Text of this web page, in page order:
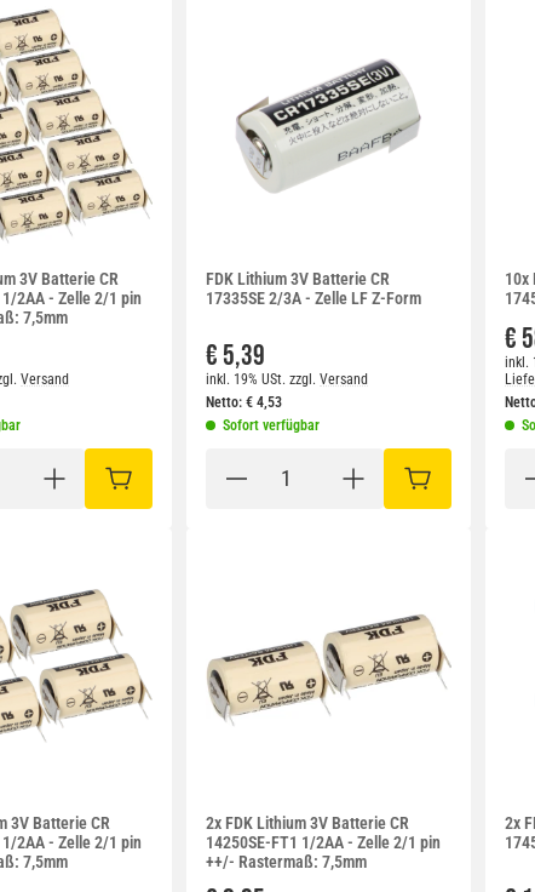
3V Batterie CR
1/2AA - Zelle 2/1 pin
7,5mm
Versand
IN DEN WARENKORB
FDK Lithium 3V Batterie CR
17335SE 2/3A - Zelle LF Z-Form
€ 5,39
inkl. 19% USt. zzgl. Versand
Netto: € 4,53
Sofort verfügbar
IN DEN
10x
€
inkl.
3V Batterie CR
1/2AA - Zelle 2/1 pin
7,5mm
2x FDK Lithium 3V Batterie CR
14250SE-FT1 1/2AA - Zelle 2/1 pin
++/- Rastermaß: 7,5mm
2x